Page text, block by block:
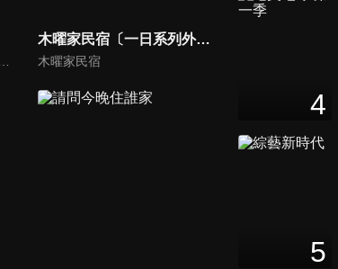
木曜家民宿〔一日系列外傳〕
木曜家民宿
4
5